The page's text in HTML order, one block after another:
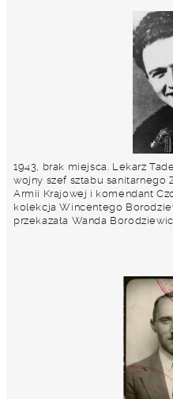
1943, brak miejsca. Lekarz
wojny szef sztabu sanitarnego
Armii Krajowej i komendant
kolekcja Wincentego
przekazała Wanda